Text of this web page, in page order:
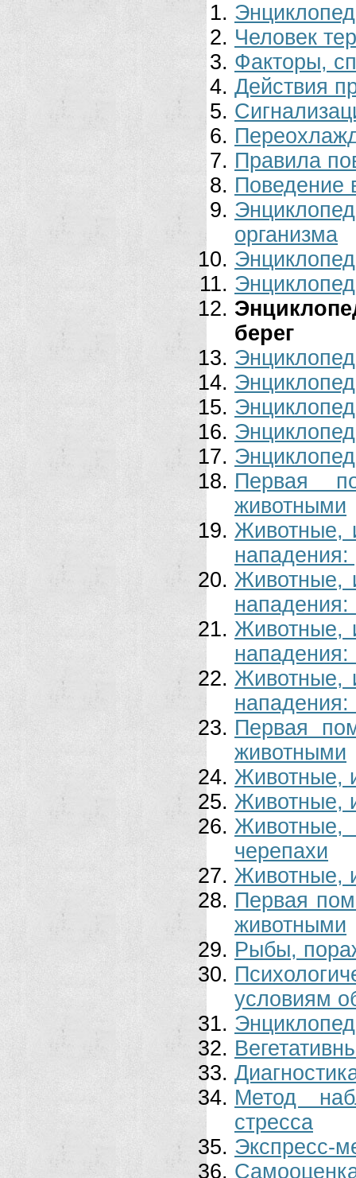
Человек
Факторы,
Действия
Правила
Поведение
организма
берег
Первая
животными
Животные,
Животные,
Животные,
нападения:
Животные,
Первая
животными
Животные,
Животные,
черепахи
Животные,
Первая
животными
Рыбы,
условиям
Метод
стресса
Экспресс-